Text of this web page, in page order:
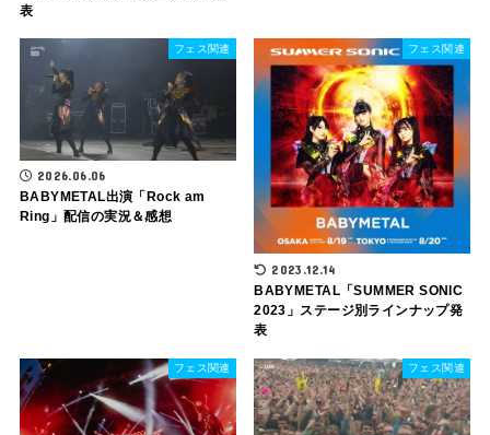
表
フェス関連
2026.06.06
BABYMETAL出演「Rock am
Ring」配信の実況＆感想
フェス関連
2023.12.14
BABYMETAL「SUMMER SONIC
2023」ステージ別ラインナップ発
表
フェス関連 フェス関連